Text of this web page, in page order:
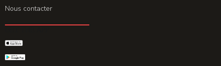
Nous contacter